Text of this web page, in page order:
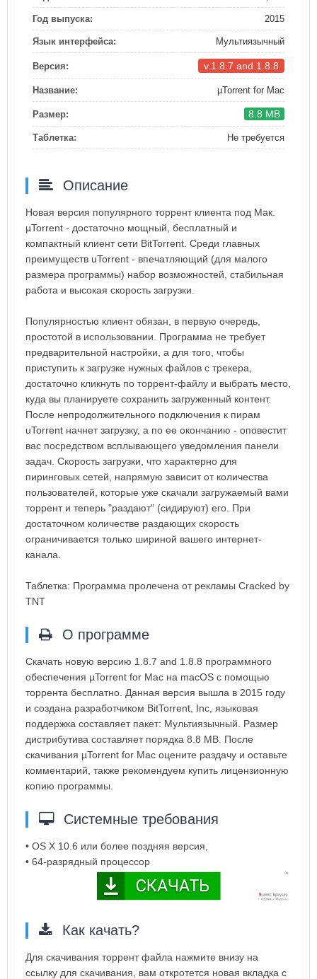
Год выпуска: 2015
Язык интерфейса: Мультиязычный
Версия: v.1.8.7 and 1.8.8
Название: µTorrent for Mac
Размер: 8.8 MB
Таблетка: Не требуется
Описание
Новая версия популярного торрент клиента под Мак.
µTorrent - достаточно мощный, бесплатный и
компактный клиент сети BitTorrent. Среди главных
преимуществ uTorrent - впечатляющий (для малого
размера программы) набор возможностей, стабильная
работа и высокая скорость загрузки.
Популярностью клиент обязан, в первую очередь,
простотой в использовании. Программа не требует
предварительной настройки, а для того, чтобы
приступить к загрузке нужных файлов с трекера,
достаточно кликнуть по торрент-файлу и выбрать место,
куда вы планируете сохранить загруженный контент.
После непродолжительного подключения к пирам
uTorrent начнет загрузку, а по ее окончанию - оповестит
вас посредством всплывающего уведомления панели
задач. Скорость загрузки, что характерно для
пиринговых сетей, напрямую зависит от количества
пользователей, которые уже скачали загружаемый вами
торрент и теперь "раздают" (сидируют) его. При
достаточном количестве раздающих скорость
ограничивается только шириной вашего интернет-
канала.
Таблетка: Программа пролечена от рекламы Cracked by
TNT
О программе
Скачать новую версию 1.8.7 and 1.8.8 программного
обеспечения µTorrent for Mac на macOS с помощью
торрента бесплатно. Данная версия вышла в 2015 году
и создана разработчиком BitTorrent, Inc, языковая
поддержка составляет пакет: Мультиязычный. Размер
дистрибутива составляет порядка 8.8 MB. После
скачивания µTorrent for Mac оцените раздачу и оставьте
комментарий, также рекомендуем купить лицензионную
копию программы.
Системные требования
• OS X 10.6 или более поздняя версия,
• 64-разрядный процессор
Как качать?
Для скачивания торрент файла нажмите внизу на
ссылку для скачивания, вам откротется новая вкладка с